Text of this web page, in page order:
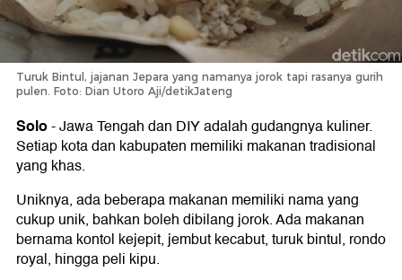
Turuk Bintul, jajanan Jepara yang namanya jorok tapi rasanya gurih
pulen. Foto: Dian Utoro Aji/detikJateng
Solo-Jawa Tengah dan DIY adalah gudangnya kuliner.
Setiap kota dan kabupaten memiliki makanan tradisional
yang khas.
Uniknya, ada beberapa makanan memiliki nama yang
cukup unik, bahkan boleh dibilang jorok. Ada makanan
bernama kontol kejepit, jembut kecabut, turuk bintul, rondo
royal, hingga peli kipu.